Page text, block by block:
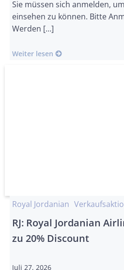
Sie müssen sich anmelden,
einsehen zu können. Bitte
Werden […]
Weiter lesen
Royal Jordanian
RJ: Royal Jordanian
zu 20% Discount
Juli 27, 2026